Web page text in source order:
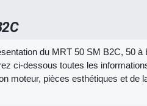
du MRT 50 SM B2C, 50 à
ci-dessous toutes les
moteur, pièces esthétiques et de